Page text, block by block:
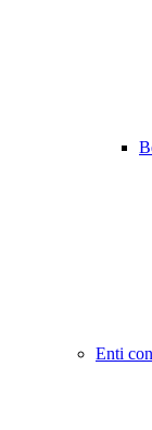
Enti